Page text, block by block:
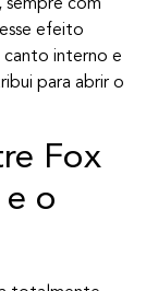
, sempre com
efeito
canto interno e
para abrir o
Fox
e o